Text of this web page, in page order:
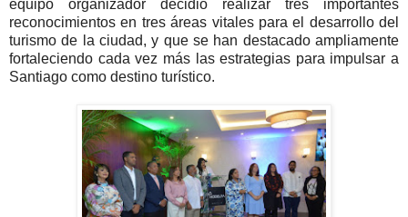
equipo organizador decidió realizar tres importantes
reconocimientos en tres áreas vitales para el desarrollo del
turismo de la ciudad, y que se han destacado ampliamente
fortaleciendo cada vez más las estrategias para impulsar a
Santiago como destino turístico.